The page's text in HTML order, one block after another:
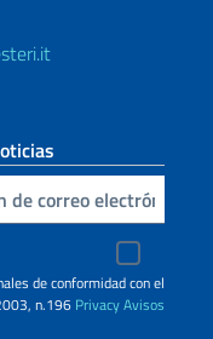
de conformidad con el
n.196 PrivacyAvisos